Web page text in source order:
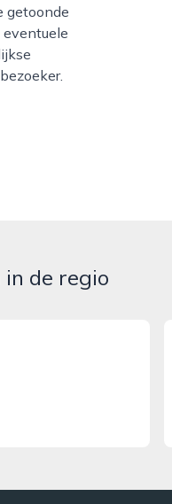
getoonde
de regio